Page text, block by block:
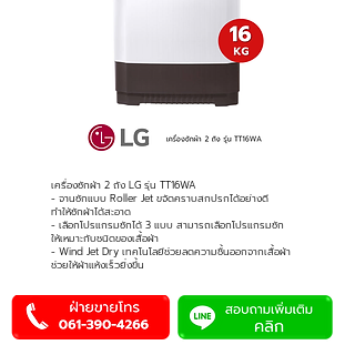
เครื่องซักผ้า 2 ถัง LG รุ่น TT16WA
- จานซักแบบ Roller Jet ขจัดคราบสกปรกได้อย่างดี
ทำให้ซักผ้าได้สะอาด
- เลือกโปรแกรมซักได้ 3 แบบ สามารถเลือกโปรแกรมซัก
ให้เหมาะกับชนิดของเสื้อผ้า
- Wind Jet Dry เทคโนโลยีช่วยลดความชื้นออกจากเสื้อผ้า
ช่วยให้ผ้าแห้งเร็วยิ่งขึ้น